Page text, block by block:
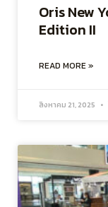
Oris New
Edition II
READ MORE »
สิงหาคม 21, 2025